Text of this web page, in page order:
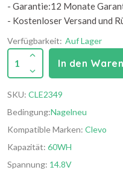
- Garantie:12 Monate
- Kostenloser Versand und
Verfügbarkeit: Auf Lager
1 In den
SKU: CLE2349
Bedingung:Nagelneu
Kompatible Marken: Clevo
Kapazität: 60WH
Spannung: 14.8V